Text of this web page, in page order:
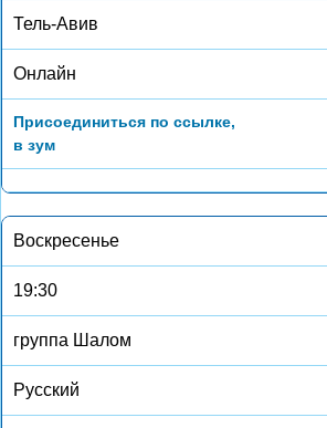
Тель-Авив
Онлайн
Присоединиться по ссылке,
в зум
Воскресенье
19:30
группа Шалом
Русский